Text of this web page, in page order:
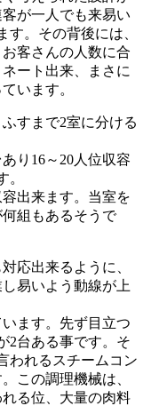
が一人でも来易い
す。その背後には、
客さんの人数に合
ート出来、まさに
います。
すまで2室に分ける
り16～20人位収容
。
出来ます。当室を
組もあるそうで
応出来るように、
易いよう動線が上
ます。先ず目立つ
2台ある事です。そ
われるスチームコン
この調理機械は、
れる位、大量の肉料